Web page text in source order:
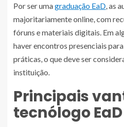
Por ser umagraduação EaD, as
majoritariamente online, com
fóruns e materiais digitais. Em
haver encontros presenciais
práticas, o que deve ser
instituição.
Principais
tecnólogo EaD